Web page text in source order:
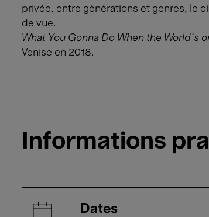
privée, entre générations et genres, le
de vue.
What You Gonna Do When the World’s
Venise en 2018.
Informations
Dates